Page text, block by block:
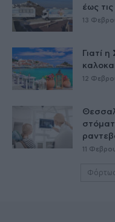
έως
13
Γιατί
12
11